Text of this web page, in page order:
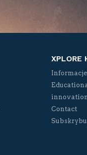
XPLORE
innovation
Contact